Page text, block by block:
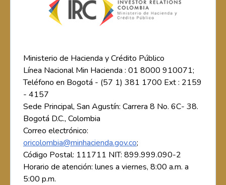
Ministerio de Hacienda y Crédito Público
Línea Nacional Min Hacienda : 01 8000 910071;
Teléfono en Bogotá - (57 1) 381 1700 Ext : 2159
- 4157
Sede Principal, San Agustín: Carrera 8 No. 6C- 38.
Bogotá D.C., Colombia
Correo electrónico:
oricolombia@minhacienda.gov.co;
Código Postal: 111711 NIT: 899.999.090-2
Horario de atención: lunes a viernes, 8:00 a.m. a
5:00 p.m.